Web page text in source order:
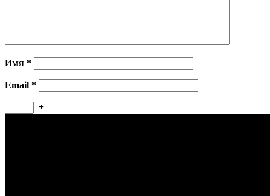
Имя *
Email *
+